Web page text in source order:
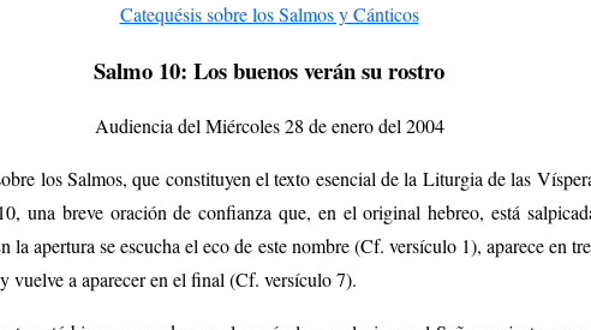
Catequésis sobre los Salmos y Cánticos
Salmo 10: Los buenos verán su rostro
Audiencia del Miércoles 28 de enero del 2004
los Salmos, que constituyen el texto esencial de la Liturgia de las
una breve oración de confianza que, en el original hebreo, está
la apertura se escucha el eco de este nombre (Cf. versículo 1), aparece en
vuelve a aparecer en el final (Cf. versículo 7).